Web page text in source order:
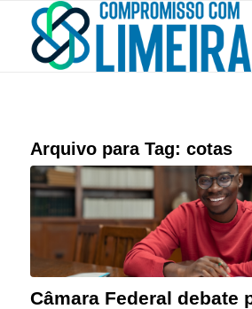
Arquivo para Tag: cotas
Câmara Federal debate